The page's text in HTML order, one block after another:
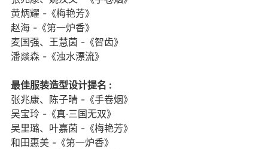
黄炳耀 -《梅艳芳》
赵海 -《第一炉香》
麦国强、王慧茵 -《智齿》
潘燚森 -《浊水漂流》
最佳服装造型设计提名 :
张兆康、陈子晴 -《手卷烟》
吴宝玲 -《真‧三国无双》
吴里璐、叶嘉茵 -《梅艳芳》
和田惠美 -《第一炉香》